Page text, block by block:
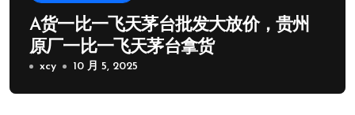
A货一比一飞天茅台批发大放价，贵州
原厂一比一飞天茅台拿货
xcy 10 月 5, 2025